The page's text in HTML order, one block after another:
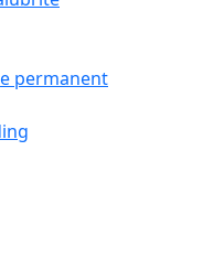
permanent